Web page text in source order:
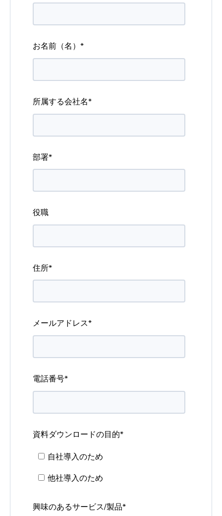
お名前（名） *
所属する会社名*
部署*
役職
住所*
メールアドレス*
電話番号*
資料ダウンロードの目的*
自社導入のため
他社導入のため
興味のあるサービス/製品*